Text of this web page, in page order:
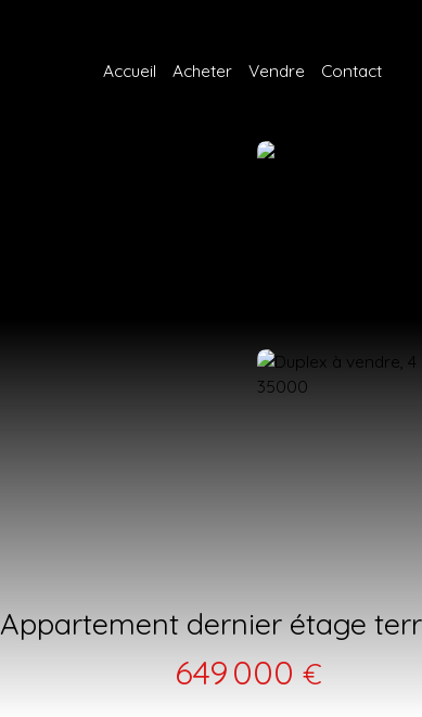
Accueil Acheter Vendre Contact
Appartement dernier étage
649 000 €